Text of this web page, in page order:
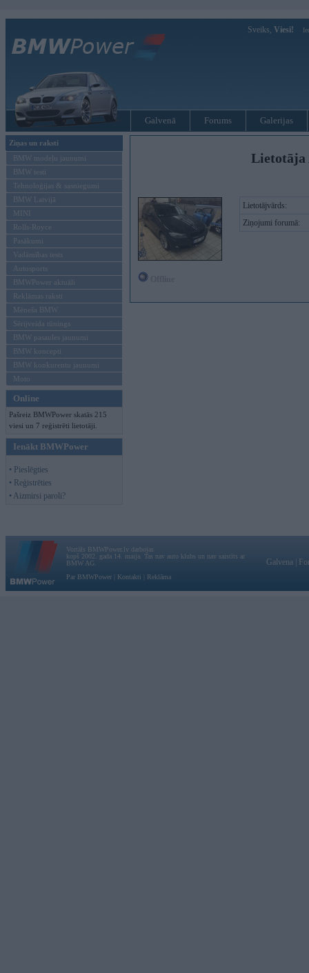
Sveiks, Viesi!
Galvenā Forums Galerijas
Ziņas un raksti
BMW modeļu jaunumi
BMW testi
Tehnoloģijas & sasniegumi
BMW Latvijā
MINI
Rolls-Royce
Pasākumi
Vadāmības tests
Autosports
BMWPower aktuāli
Reklāmas raksti
Mēneša BMW
Sērijveida tūnings
BMW pasaules jaunumi
BMW koncepti
BMW konkurentu jaunumi
Moto
Online
Pašreiz BMWPower skatās 215
viesi un 7 reģistrēti lietotāji.
Ienākt BMWPower
• Pieslēgties
• Reģistrēties
• Aizmirsi paroli?
Lietotāja
Lietotājvārds:
Ziņojumi forumā:
Vortāls BMWPower.lv darbojas
kopš 2002. gada 14. maija. Tas nav auto klubs un nav saistīts ar
BMW AG.
Par BMWPower
Kontakti Reklāma
Galvena